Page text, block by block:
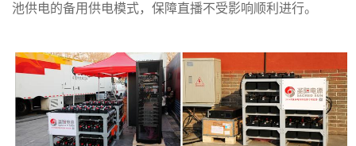
池供电的备用供电模式，保障直播不受影响顺利进行。